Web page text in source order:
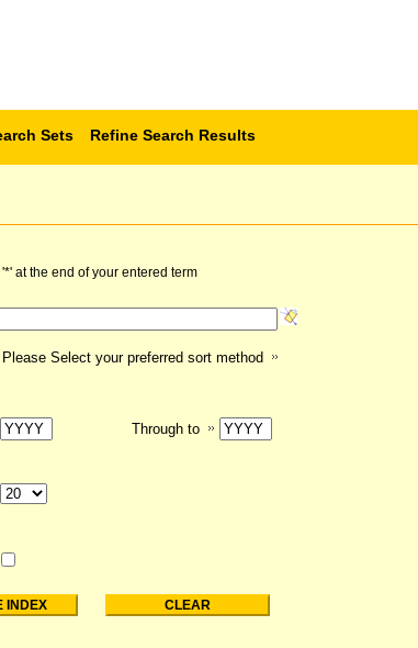
Sets Refine Search Results
at the end of your entered term
Please Select your preferred sort method
Through to